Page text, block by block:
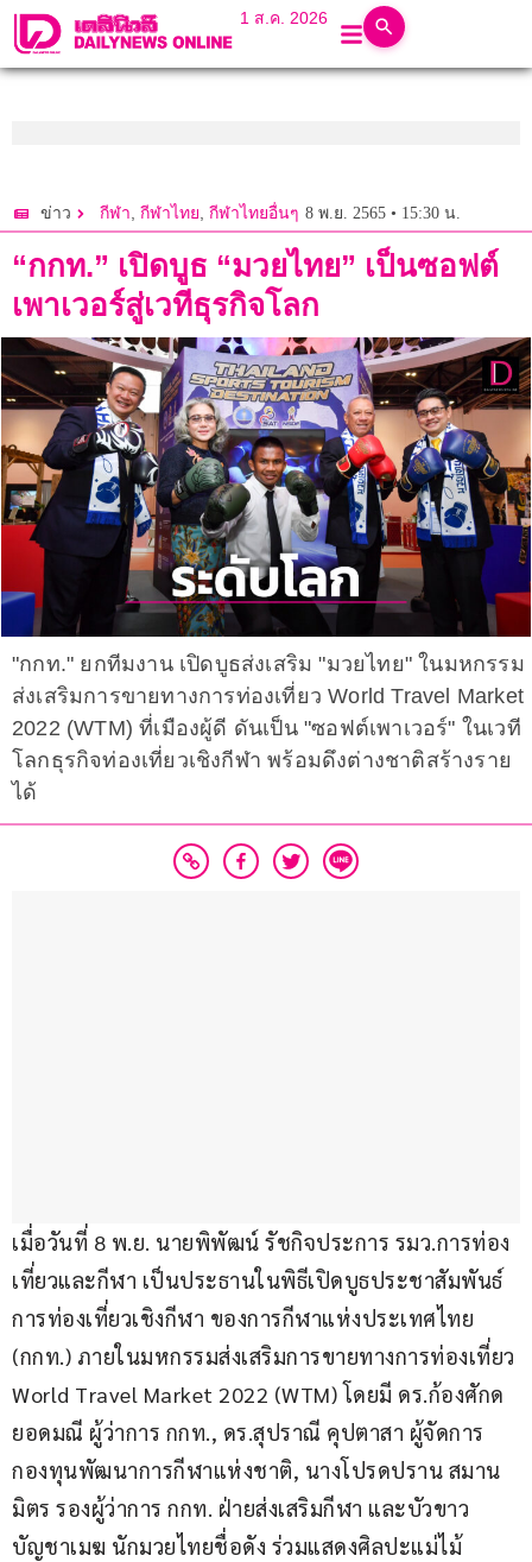
1 ส.ค. 2026
ข่าว กีฬา, กีฬาไทย, กีฬาไทยอื่นๆ 8 พ.ย. 2565 • 15:30 น.
“กกท.” เปิดบูธ “มวยไทย” เป็นซอฟต์
เพาเวอร์สู่เวทีธุรกิจโลก
"กกท." ยกทีมงาน เปิดบูธส่งเสริม "มวยไทย" ในมหกรรม
ส่งเสริมการขายทางการท่องเที่ยว World Travel Market
2022 (WTM) ที่เมืองผู้ดี ดันเป็น "ซอฟต์เพาเวอร์" ในเวที
โลกธุรกิจท่องเที่ยวเชิงกีฬา พร้อมดึงต่างชาติสร้างราย
ได้
เมื่อวันที่ 8 พ.ย. นายพิพัฒน์ รัชกิจประการ รมว.การท่อง
เที่ยวและกีฬา เป็นประธานในพิธีเปิดบูธประชาสัมพันธ์
การท่องเที่ยวเชิงกีฬา ของการกีฬาแห่งประเทศไทย
(กกท.) ภายในมหกรรมส่งเสริมการขายทางการท่องเที่ยว
World Travel Market 2022 (WTM) โดยมี ดร.ก้องศักด
ยอดมณี ผู้ว่าการ กกท., ดร.สุปราณี คุปตาสา ผู้จัดการ
กองทุนพัฒนาการกีฬาแห่งชาติ, นางโปรดปราน สมาน
มิตร รองผู้ว่าการ กกท. ฝ่ายส่งเสริมกีฬา และบัวขาว
บัญชาเมฆ นักมวยไทยชื่อดัง ร่วมแสดงศิลปะแม่ไม้